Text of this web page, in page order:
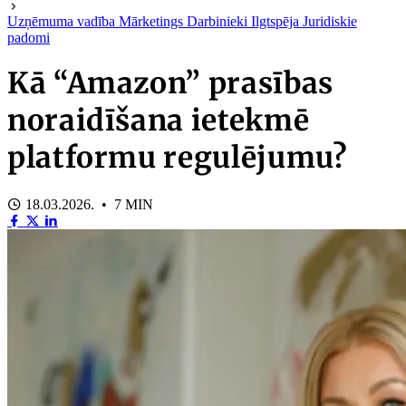
Uzņēmuma vadība Mārketings Darbinieki Ilgtspēja Juridiskie
padomi
Kā “Amazon” prasības
noraidīšana ietekmē
platformu regulējumu?
18.03.2026. • 7 MIN